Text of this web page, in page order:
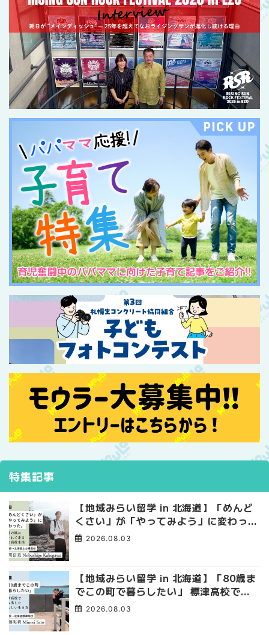
特集記事
【地域みらい留学 in 北海道】「めんど
くさい」が「やってみよう」に変わっ
た。 十勝の風に吹かれて走る、僕の泥
2026.08.03
【地域みらい留学 in 北海道】「80歳ま
でこの町で暮らしたい」 標津高校で踏
み出した、私らしい生き方
2026.08.03